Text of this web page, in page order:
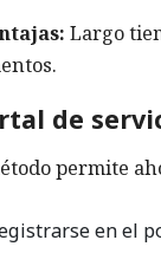
Largo
de
permite
en el